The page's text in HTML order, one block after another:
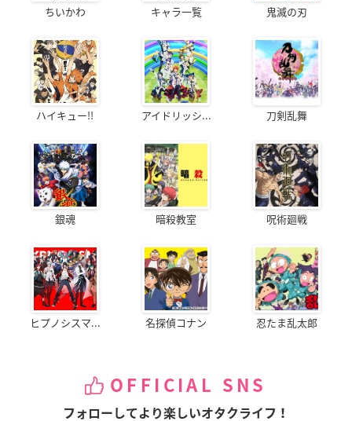
ちいかわ キャラ一覧 鬼滅の刃
ハイキュー!! アイドリッシ... 刀剣乱舞
銀魂 暗殺教室 呪術廻戦
ヒプノシスマ... 名探偵コナン 忍たま乱太郎
OFFICIAL SNS
フォローしてより楽しいオタクライフ！